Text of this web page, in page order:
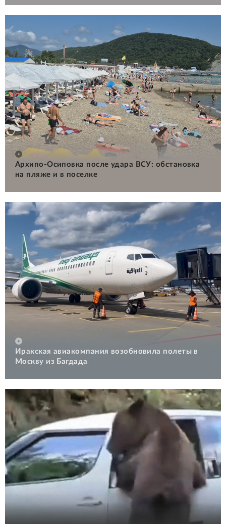
Архипо-Осиповка после удара ВСУ: обстановка
на пляже и в поселке
Иракская авиакомпания возобновила полеты в
Москву из Багдада